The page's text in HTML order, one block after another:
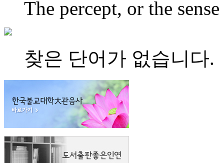
The percept, or the
찾은 단어가 없습니다.